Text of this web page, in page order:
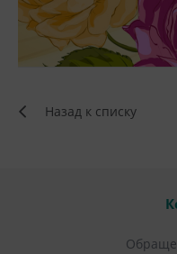
Назад к списку